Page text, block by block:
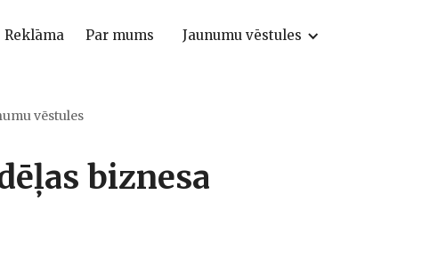
Reklāma Par mums Jaunumu vēstules
vēstules
biznesa